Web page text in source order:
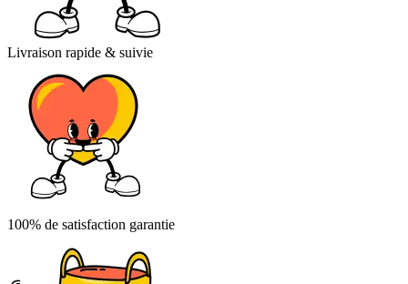
Livraison rapide & suivie
100% de satisfaction garantie